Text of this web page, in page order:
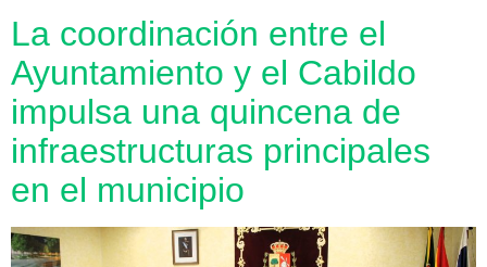
La coordinación entre el
Ayuntamiento y el Cabildo
impulsa una quincena de
infraestructuras principales
en el municipio